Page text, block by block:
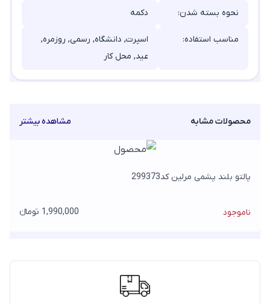
نحوه بسته شدن: دکمه
مناسب استفاده:
اسپرت, دانشگاه, رسمی, روزمره,
عید, محل کار
محصولات مشابه مشاهده بیشتر
پالتو بلند پشمی مرلین کد299373
ناموجود 1,990,000 تومانء